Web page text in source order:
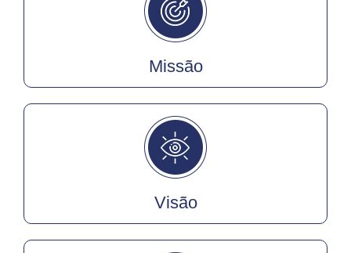
Missão
Visão